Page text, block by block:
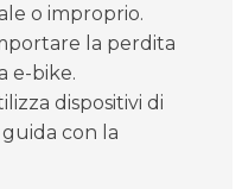
o improprio.
la perdita
e-bike.
dispositivi di
con la